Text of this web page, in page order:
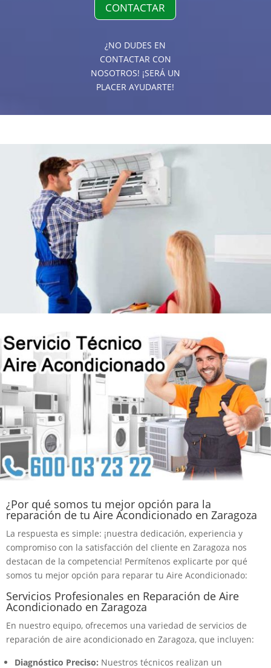
CONTACTAR
¿NO DUDES EN
CONTACTAR CON
NOSOTROS! ¡SERÁ UN
PLACER AYUDARTE!
¿Por qué somos tu mejor opción para la
reparación de tu Aire Acondicionado en Zaragoza
La respuesta es simple: ¡nuestra dedicación, experiencia y
compromiso con la satisfacción del cliente en Zaragoza nos
destacan de la competencia! Permítenos explicarte por qué
somos tu mejor opción para reparar tu Aire Acondicionado:
Servicios Profesionales en Reparación de Aire
Acondicionado en Zaragoza
En nuestro equipo, ofrecemos una variedad de servicios de
reparación de aire acondicionado en Zaragoza, que incluyen:
Diagnóstico Preciso: Nuestros técnicos realizan un